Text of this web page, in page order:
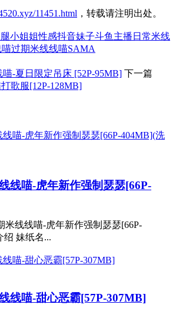
11451.html ，转载请注明出处。
小姐姐性感抖音妹子斗鱼主播 日常米线
喵过期米线线喵SAMA
喵-夏日限定吊床 [52P-95MB] 下一篇
歌服[12P-128MB]
线喵-虎年新作强制瑟瑟[66P-
米线线喵-虎年新作强制瑟瑟[66P-
绍 妹纸名...
线喵-甜心恶霸[57P-307MB]